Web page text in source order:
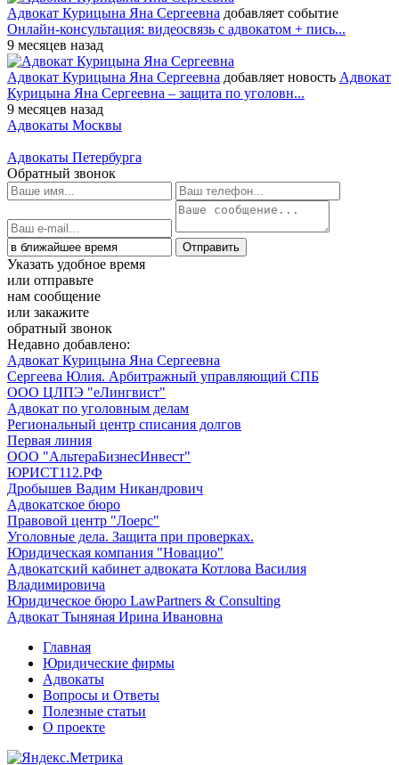
Адвокат Курицына Яна Сергеевна добавляет событие
Онлайн-консультация: видеосвязь с адвокатом + пись...
9 месяцев назад
Адвокат Курицына Яна Сергеевна добавляет новость Адвокат
Курицына Яна Сергеевна – защита по уголовн...
9 месяцев назад
Адвокаты Москвы
Адвокаты Петербурга
Обратный звонок
Указать удобное время
или отправьте
нам сообщение
или закажите
обратный звонок
Недавно добавлено:
Адвокат Курицына Яна Сергеевна
Сергеева Юлия. Арбитражный управляющий СПБ
ООО ЦЛПЭ "еЛингвист"
Адвокат по уголовным делам
Региональный центр списания долгов
Первая линия
ООО "АльтераБизнесИнвест"
ЮРИСТ112.РФ
Дробышев Вадим Никандрович
Адвокатское бюро
Правовой центр "Лоерс"
Уголовные дела. Защита при проверках.
Юридическая компания "Новацио"
Адвокатский кабинет адвоката Котлова Василия
Владимировича
Юридическое бюро LawPartners & Consulting
Адвокат Тыняная Ирина Ивановна
Главная
Юридические фирмы
Адвокаты
Вопросы и Ответы
Полезные статьи
О проекте